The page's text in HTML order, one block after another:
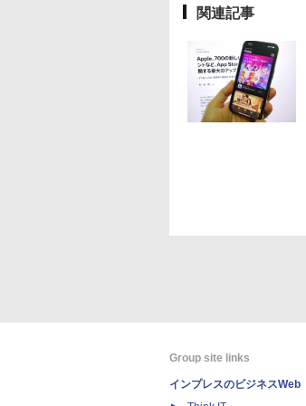
関連記事
Group site links
インプレスのビジネスWeb